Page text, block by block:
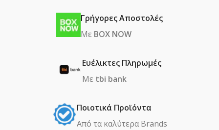
Γρήγορες Αποστολές
Με BOX NOW
Ευέλικτες Πληρωμές
Με tbi bank
Ποιοτικά Προϊόντα
Από τα καλύτερα Βrands